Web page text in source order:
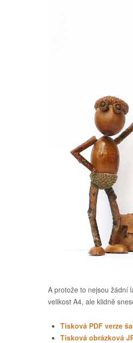
A protože to nejsou žádní
velikost A4, ale klidně
Tisková PDFverze
Tisková obrázková